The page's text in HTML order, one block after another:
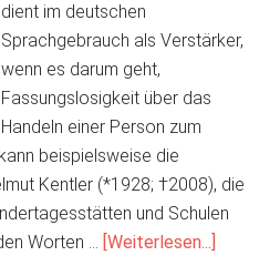
dient im deutschen
Sprachgebrauch als Verstärker,
wenn es darum geht,
Fassungslosigkeit über das
Handeln einer Person zum
beispielsweise die
Kentler (*1928; †2008), die
und Schulen
Worten … [Weiterlesen...]